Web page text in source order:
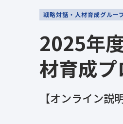
戦略対話・人材育成グルー
2025年
材育成
【オンライン